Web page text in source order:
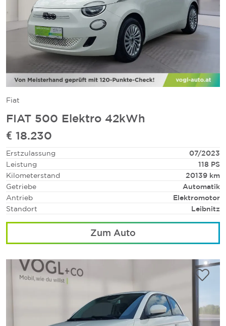
Fiat
FIAT 500 Elektro 42kWh
€ 18.230
Erstzulassung
07/2023
Leistung
118 PS
Kilometerstand
20139 km
Getriebe
Automatik
Antrieb
Elektromotor
Standort
Leibnitz
Zum Auto